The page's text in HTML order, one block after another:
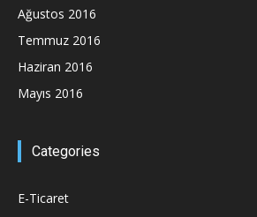
Ağustos 2016
Temmuz 2016
Haziran 2016
Mayıs 2016
Categories
E-Ticaret